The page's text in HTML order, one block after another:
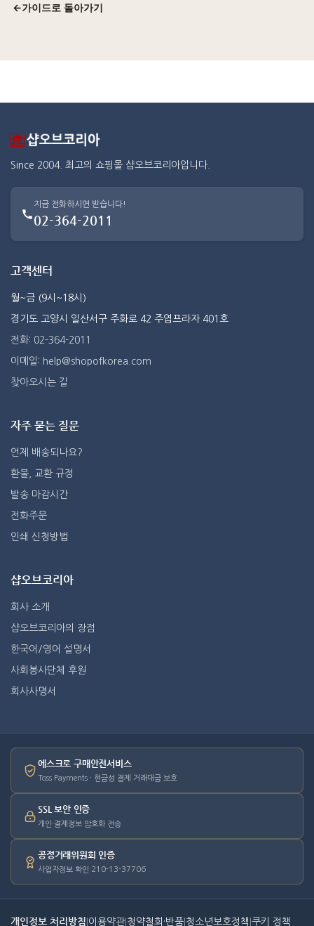
←가이드로 돌아가기
Since 2004. 최고의 쇼핑몰 샵오브코리아입니다.
지금 전화하시면 받습니다!
02-364-2011
고객센터
월~금 (9시~18시)
경기도 고양시 일산서구 주화로 42 주엽프라자 401호
전화: 02-364-2011
이메일: help@shopofkorea.com
찾아오시는 길
자주 묻는 질문
언제 배송되나요?
환불, 교환 규정
발송 마감시간
전화주문
인쇄 신청방법
샵오브코리아
회사 소개
샵오브코리아의 장점
한국어/영어 설명서
사회봉사단체 후원
회사사명서
에스크로 구매안전서비스
Toss Payments · 현금성 결제 거래대금 보호
SSL 보안 인증
개인·결제정보 암호화 전송
공정거래위원회 인증
사업자정보 확인 210-13-37706
개인정보 처리방침 이용약관 청약철회·반품 청소년보호정책 쿠키 정책